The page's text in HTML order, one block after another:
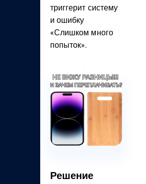
триггерит систему
и ошибку
«Слишком много
попыток».
Решение